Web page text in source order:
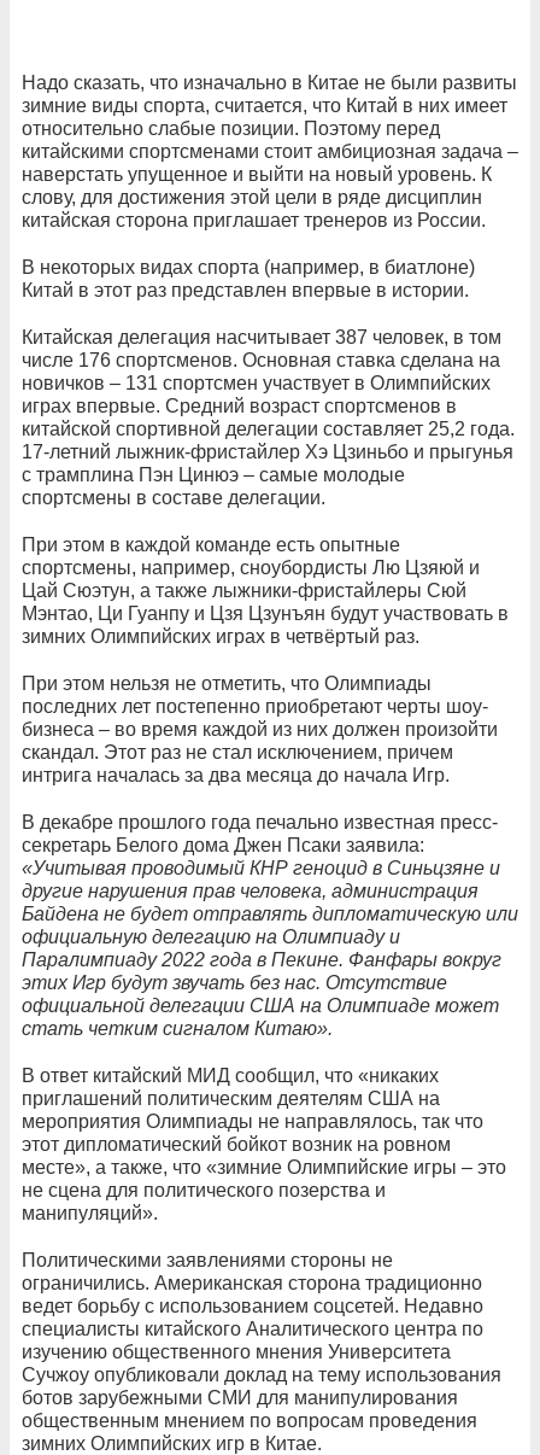
Надо сказать, что изначально в Китае не были развиты
зимние виды спорта, считается, что Китай в них имеет
относительно слабые позиции. Поэтому перед
китайскими спортсменами стоит амбициозная задача –
наверстать упущенное и выйти на новый уровень. К
слову, для достижения этой цели в ряде дисциплин
китайская сторона приглашает тренеров из России.
В некоторых видах спорта (например, в биатлоне)
Китай в этот раз представлен впервые в истории.
Китайская делегация насчитывает 387 человек, в том
числе 176 спортсменов. Основная ставка сделана на
новичков – 131 спортсмен участвует в Олимпийских
играх впервые. Средний возраст спортсменов в
китайской спортивной делегации составляет 25,2 года.
17-летний лыжник-фристайлер Хэ Цзиньбо и прыгунья
с трамплина Пэн Цинюэ – самые молодые
спортсмены в составе делегации.
При этом в каждой команде есть опытные
спортсмены, например, сноубордисты Лю Цзяюй и
Цай Сюэтун, а также лыжники-фристайлеры Сюй
Мэнтао, Ци Гуанпу и Цзя Цзунъян будут участвовать в
зимних Олимпийских играх в четвёртый раз.
При этом нельзя не отметить, что Олимпиады
последних лет постепенно приобретают черты шоу-
бизнеса – во время каждой из них должен произойти
скандал. Этот раз не стал исключением, причем
интрига началась за два месяца до начала Игр.
В декабре прошлого года печально известная пресс-
секретарь Белого дома Джен Псаки заявила:
«Учитывая проводимый КНР геноцид в Синьцзяне и
другие нарушения прав человека, администрация
Байдена не будет отправлять дипломатическую или
официальную делегацию на Олимпиаду и
Паралимпиаду 2022 года в Пекине. Фанфары вокруг
этих Игр будут звучать без нас. Отсутствие
официальной делегации США на Олимпиаде может
стать четким сигналом Китаю».
В ответ китайский МИД сообщил, что «никаких
приглашений политическим деятелям США на
мероприятия Олимпиады не направлялось, так что
этот дипломатический бойкот возник на ровном
месте», а также, что «зимние Олимпийские игры – это
не сцена для политического позерства и
манипуляций».
Политическими заявлениями стороны не
ограничились. Американская сторона традиционно
ведет борьбу с использованием соцсетей. Недавно
специалисты китайского Аналитического центра по
изучению общественного мнения Университета
Сучжоу опубликовали доклад на тему использования
ботов зарубежными СМИ для манипулирования
общественным мнением по вопросам проведения
зимних Олимпийских игр в Китае.